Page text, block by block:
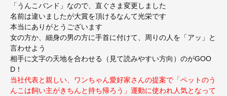
「うんこバンド」なので、直ぐさま変更しました
名前は違いましたが大賞を頂けるなんて光栄です
本当にありがとうございます
女の方か、細身の男の方に手首に付けて、周りの人を「アッ」と
言わせよう
相手に文字の天地を合わせる（見て読みやすい方向）のがGOO
D！
当社代表と親しい、ワンちゃん愛好家さんの提案で「ペットのう
んこは飼い主がきちんと持ち帰ろう」運動に使われ人気となって